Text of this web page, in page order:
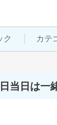
ク カテ
当日は一